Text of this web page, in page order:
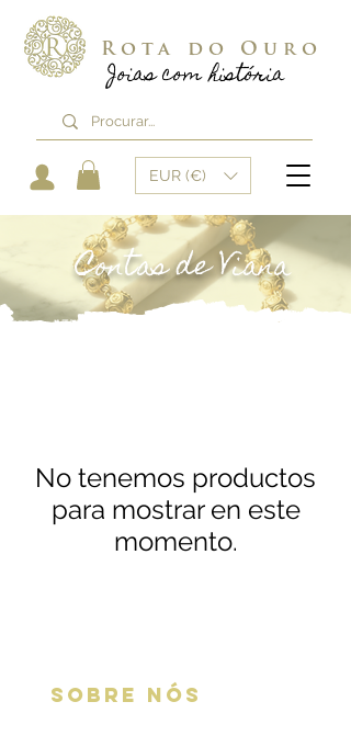
Joias com história
Rota do Ouro
EUR (€)
Contas de Viana
No tenemos productos
para mostrar en este
momento.
SOBRE NÓS